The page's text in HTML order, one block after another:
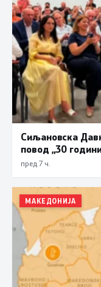
Сиљановска
повод „30
пред 7 ч.
МАКЕДОНИЈА